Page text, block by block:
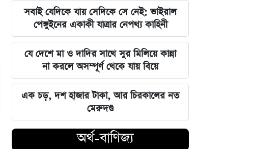
ঘরে বসেই যেভাবে জানবেন এসএসসির
ফলাফল, ১০ আগস্ট প্রকাশের ঘোষণা
মার্কিন ইমিগ্রেশন সার্ভিস বিভাগে বড়
পরিবর্তন, প্রবাসীদের জন্য জরুরি বার্তা
২০২৩ সালের ইসরায়েলি হামলার ক্ষত:
আড়াই বছর পর উদ্ধার ৪০ শিশুর
দেহাবশেষ
সবাই যেদিকে যায় সেদিকে সে নেই: ভাইরাল
পেঙ্গুইনের একাকী যাত্রার নেপথ্য কাহিনী
যে দেশে মা ও দাদির সাথে সুর মিলিয়ে কান্না
না করলে অসম্পূর্ণ থেকে যায় বিয়ে
এক চড়, দশ হাজার টাকা, আর চিরকালের নত
মেরুদণ্ড
অর্থ-বাণিজ্য